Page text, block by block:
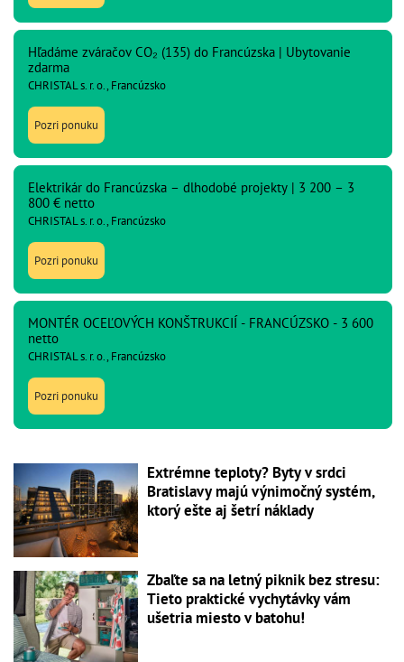
Hľadáme zváračov CO₂ (135) do Francúzska | Ubytovanie
zdarma
CHRISTAL s. r. o., Francúzsko
Pozri ponuku
Elektrikár do Francúzska – dlhodobé projekty | 3 200 – 3
800 € netto
CHRISTAL s. r. o., Francúzsko
Pozri ponuku
MONTÉR OCEĽOVÝCH KONŠTRUKCIÍ - FRANCÚZSKO - 3 600
netto
CHRISTAL s. r. o., Francúzsko
Pozri ponuku
Extrémne teploty? Byty v srdci
Bratislavy majú výnimočný systém,
ktorý ešte aj šetrí náklady
Zbaľte sa na letný piknik bez stresu:
Tieto praktické vychytávky vám
ušetria miesto v batohu!